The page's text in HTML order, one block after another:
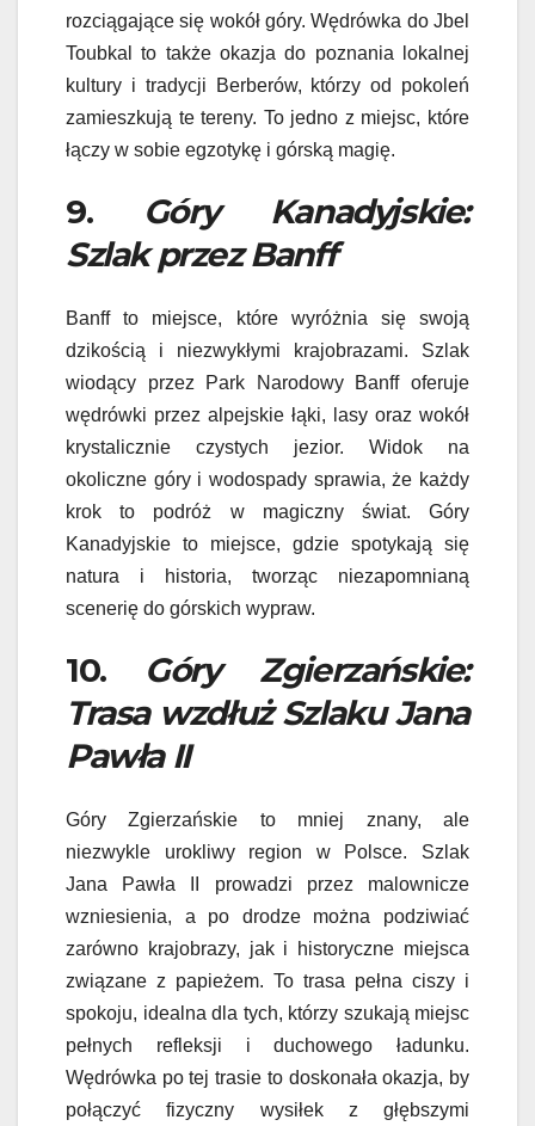
rozciągające się wokół góry. Wędrówka do Jbel
Toubkal to także okazja do poznania lokalnej
kultury i tradycji Berberów, którzy od pokoleń
zamieszkują te tereny. To jedno z miejsc, które
łączy w sobie egzotykę i górską magię.
9. Góry Kanadyjskie:
Szlak przez Banff
Banff to miejsce, które wyróżnia się swoją
dzikością i niezwykłymi krajobrazami. Szlak
wiodący przez Park Narodowy Banff oferuje
wędrówki przez alpejskie łąki, lasy oraz wokół
krystalicznie czystych jezior. Widok na
okoliczne góry i wodospady sprawia, że każdy
krok to podróż w magiczny świat. Góry
Kanadyjskie to miejsce, gdzie spotykają się
natura i historia, tworząc niezapomnianą
scenerię do górskich wypraw.
10. Góry Zgierzańskie:
Trasa wzdłuż Szlaku Jana
Pawła II
Góry Zgierzańskie to mniej znany, ale
niezwykle urokliwy region w Polsce. Szlak
Jana Pawła II prowadzi przez malownicze
wzniesienia, a po drodze można podziwiać
zarówno krajobrazy, jak i historyczne miejsca
związane z papieżem. To trasa pełna ciszy i
spokoju, idealna dla tych, którzy szukają miejsc
pełnych refleksji i duchowego ładunku.
Wędrówka po tej trasie to doskonała okazja, by
połączyć fizyczny wysiłek z głębszymi